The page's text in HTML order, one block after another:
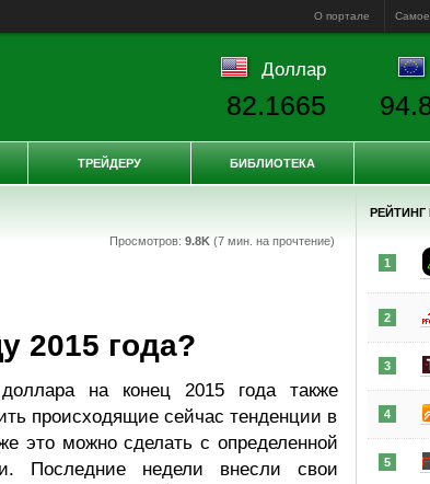
О портале
Просмотров: 9.8K(7 мин. на прочтение)
2015 года?
на конец 2015 года также
происходящие сейчас тенденции в
это можно сделать с определенной
Последние недели внесли свои
1
2
3
4
5
Доллар
82.1665
ТРЕЙДЕРУ БИБЛИОТЕКА